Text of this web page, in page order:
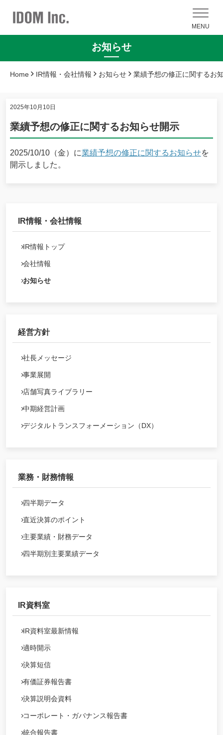
MENU
お知らせ
Home IR情報・会社情報 お知らせ 業績予想の修正に関するお
2025年10月10日
業績予想の修正に関するお知らせ開示
2025/10/10（金）に業績予想の修正に関するお知らせを
開示しました。
IR情報・会社情報
IR情報トップ
会社情報
お知らせ
経営方針
社長メッセージ
事業展開
店舗写真ライブラリー
中期経営計画
デジタルトランスフォーメーション（DX）
業務・財務情報
四半期データ
直近決算のポイント
主要業績・財務データ
四半期別主要業績データ
IR資料室
IR資料室最新情報
適時開示
決算短信
有価証券報告書
決算説明会資料
コーポレート・ガバナンス報告書
統合報告書